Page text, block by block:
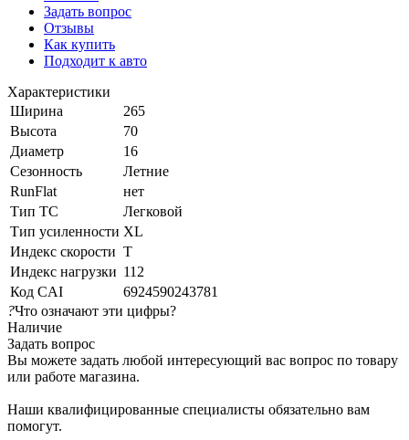
Задать вопрос
Отзывы
Как купить
Подходит к авто
Характеристики
Ширина
265
Высота
70
Диаметр
16
Сезонность
Летние
RunFlat
нет
Тип ТС
Легковой
Тип усиленности XL
Индекс скорости T
Индекс нагрузки 112
Код CAI
6924590243781
?Что означают эти цифры?
Наличие
Задать вопрос
Вы можете задать любой интересующий вас вопрос по товару
или работе магазина.
Наши квалифицированные специалисты обязательно вам
помогут.